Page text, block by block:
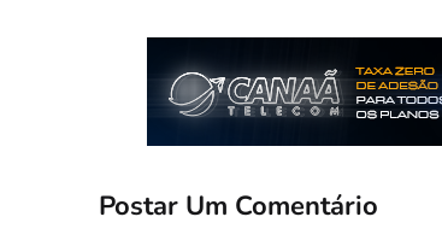
Postar Um Comentário